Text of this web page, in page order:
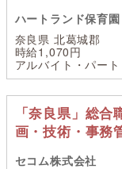
ハートランド保育
奈良県 北葛城郡
時給1,070円
アルバイト・パート
「奈良県」総
画・技術・事務
セコム株式会社